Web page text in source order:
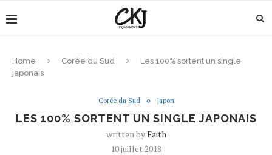
Home Corée du Sud
Les 100% sortent un single
japonais
Corée du Sud Japon
LES 100% SORTENT UN SINGLE JAPONAIS
written byFaith
10 juillet 2018